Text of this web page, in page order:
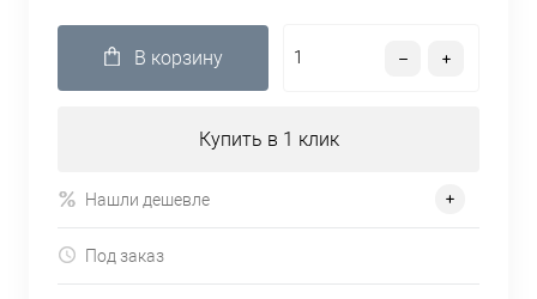
В корзину
Купить в 1 клик
Нашли дешевле
Под заказ